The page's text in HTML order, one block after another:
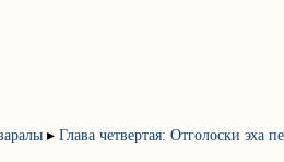
▸ Глава четвертая: Отголоски эха